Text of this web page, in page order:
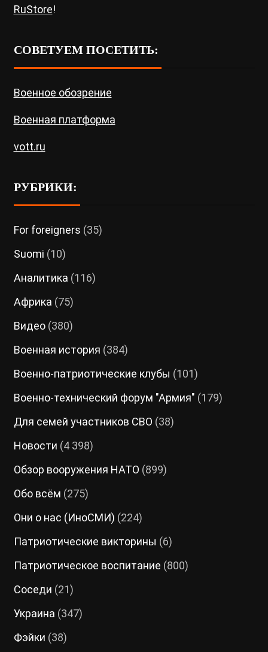
RuStore!
СОВЕТУЕМ ПОСЕТИТЬ:
Военное обозрение
Военная платформа
vott.ru
РУБРИКИ:
For foreigners (35)
Suomi (10)
Аналитика (116)
Африка (75)
Видео(380)
Военная история (384)
Военно-патриотические клубы (101)
Военно-технический форум "Армия" (179)
Для семей участников СВО (38)
Новости (4 398)
Обзор вооружения НАТО (899)
Обо всём (275)
Они о нас (ИноСМИ) (224)
Патриотические викторины (6)
Патриотическое воспитание (800)
Соседи (21)
Украина (347)
Фэйки (38)